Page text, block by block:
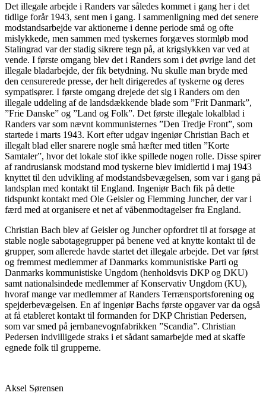
Det illegale arbejde i Randers var således kommet i gang her i det
tidlige forår 1943, sent men i gang. I sammenligning med det senere
modstandsarbejde var aktionerne i denne periode små og ofte
mislykkede, men sammen med tyskernes forgæves stormløb mod
Stalingrad var der stadig sikrere tegn på, at krigslykken var ved at
vende. I første omgang blev det i Randers som i det øvrige land det
illegale bladarbejde, der fik betydning. Nu skulle man bryde med
den censurerede presse, der helt dirigeredes af tyskerne og deres
sympatisører. I første omgang drejede det sig i Randers om den
illegale uddeling af de landsdækkende blade som ”Frit Danmark”,
”Frie Danske” og ”Land og Folk”. Det første illegale lokalblad i
Randers var som nævnt kommunisternes ”Den Tredje Front”, som
startede i marts 1943. Kort efter udgav ingeniør Christian Bach et
illegalt blad eller snarere nogle små hæfter med titlen ”Korte
Samtaler”, hvor det lokale stof ikke spillede nogen rolle. Disse spirer
af randrusiansk modstand mod tyskerne blev imidlertid i maj 1943
knyttet til den udvikling af modstandsbevægelsen, som var i gang på
landsplan med kontakt til England. Ingeniør Bach fik på dette
tidspunkt kontakt med Ole Geisler og Flemming Juncher, der var i
færd med at organisere et net af våbenmodtagelser fra England.
Christian Bach blev af Geisler og Juncher opfordret til at forsøge at
stable nogle sabotagegrupper på benene ved at knytte kontakt til de
grupper, som allerede havde startet det illegale arbejde. Det var først
og fremmest medlemmer af Danmarks kommunistiske Parti og
Danmarks kommunistiske Ungdom (henholdsvis DKP og DKU)
samt nationalsindede medlemmer af Konservativ Ungdom (KU),
hvoraf mange var medlemmer af Randers Terrænsportsforening og
spejderbevægelsen. En af ingeniør Bachs første opgaver var da også
at få etableret kontakt til formanden for DKP Christian Pedersen,
som var smed på jernbanevognfabrikken ”Scandia”. Christian
Pedersen indvilligede straks i et sådant samarbejde med at skaffe
egnede folk til grupperne.
Aksel Sørensen